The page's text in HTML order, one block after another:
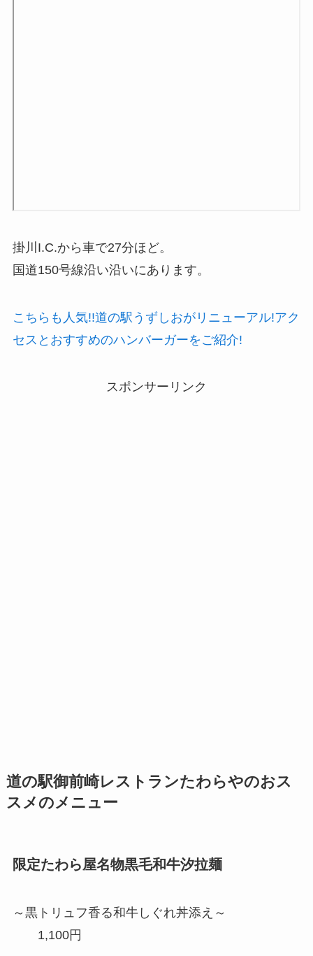
掛川I.C.から車で27分ほど。
国道150号線沿い沿いにあります。
こちらも人気!!道の駅うずしおがリニューアル!アク
セスとおすすめのハンバーガーをご紹介!
スポンサーリンク
道の駅御前崎レストランたわらやのおス
スメのメニュー
限定たわら屋名物黒毛和牛汐拉麺
～黒トリュフ香る和牛しぐれ丼添え～
1,100円